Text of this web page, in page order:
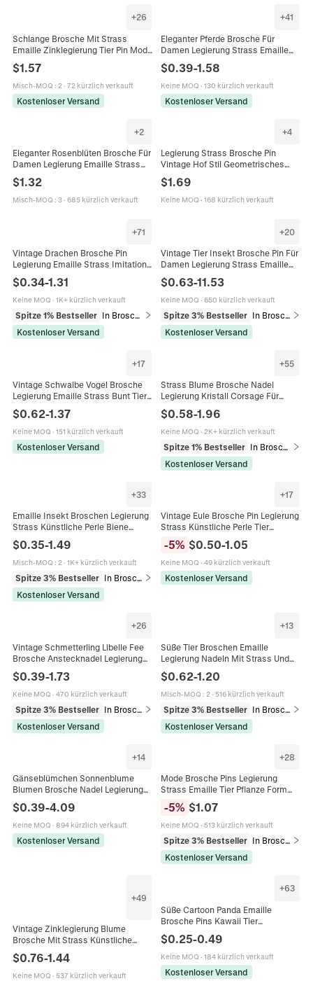
+26
Schlange Brosche Mit Strass
Emaille Zinklegierung Tier Pin Mode
$1.57
Misch-MOQ : 2· 72 kürzlich verkauft
Kostenloser Versand
+41
Eleganter Pferde Brosche Für
Damen Legierung Strass Emaille
Gold Silber Tier Brosche Schmuck
Geschenk
$0.39-1.58
Keine MOQ · 130 kürzlich verkauft
Kostenloser Versand
+2
Eleganter Rosenblüten Brosche Für
Damen Legierung Emaille Strass
Hochzeit Party Kleid Anstecknadel
Modeschmuck
$1.32
Misch-MOQ : 3· 685 kürzlich verkauft
+4
Legierung Strass Brosche Pin
Vintage Hof Stil Geometrisches
Muster Mit Künstlichen Edelsteinen
Elegante Dekorative Schmuck
$1.69
Keine MOQ · 168 kürzlich verkauft
+71
Vintage Drachen Brosche Pin
Legierung Emaille Strass Imitation
Künstliche Perle Tier Mythisch
Revers Schmuck Für Herren
Damen
$0.34-1.31
Keine MOQ · 1K+ kürzlich verkauft
Spitze 1% Bestseller
In Broschen
Kostenloser Versand
+20
Vintage Tier Insekt Brosche Pin Für
Damen Legierung Strass Emaille
Eule Schmetterling Biene Libelle
Pfau Schmuck Geschenk
$0.63-11.53
Keine MOQ · 650 kürzlich verkauft
Spitze 3% Bestseller
In Broschen
Kostenloser Versand
+17
Vintage Schwalbe Vogel Brosche
Legierung Emaille Strass Bunt Tier
Schmuck Damen Elegant
Anstecknadel Accessoires
$0.62-1.37
Keine MOQ · 151 kürzlich verkauft
Kostenloser Versand
+55
Strass Blume Brosche Nadel
Legierung Kristall Corsage Für
Damen Mode Schmuck Bekleidung
Zubehör Schal Dekoration
$0.58-1.96
Keine MOQ · 2K+ kürzlich verkauft
Spitze 1% Bestseller
In Broschen
Kostenloser Versand
+33
Emaille Insekt Broschen Legierung
Strass Künstliche Perle Biene
Marienkäfer Spinne Nadeln Vintage
Mode Schmuck Für Damen Herren
$0.35-1.49
Misch-MOQ : 2· 1K+ kürzlich verkauft
Spitze 3% Bestseller
In Broschen
Kostenloser Versand
+17
Vintage Eule Brosche Pin Legierung
Strass Künstliche Perle Tier
Brosche Pins Für Damen Mode
Schmuck Zubehör Geschenke
-5% $0.50-1.05
Keine MOQ · 49 kürzlich verkauft
Kostenloser Versand
+26
Vintage Schmetterling Libelle Fee
Brosche Anstecknadel Legierung
Perle Schmuck Für Damen
$0.39-1.73
Keine MOQ · 470 kürzlich verkauft
Spitze 3% Bestseller
Kostenloser Versand
+13
Süße Tier Broschen Emaille
Legierung Nadeln Mit Strass Und
Für Damen Mädchen
$0.62-1.20
Misch-MOQ : 2· 516 kürzlich verkauft
Spitze 3% Bestseller
Kostenloser Versand
+14
Gänseblümchen Sonnenblume
Blumen Brosche Nadel Legierung
Emaille Strass Kristall Mode
Schmuck Damen Bekleidung
Dekoration
$0.39-4.09
Keine MOQ · 894 kürzlich verkauft
Kostenloser Versand
+28
Mode Brosche Pins Legierung
Strass Emaille Tier Pflanze Form
Schmuck Für Damen Kleidung
Tasche Zubehör
-5% $1.07
Keine MOQ · 513 kürzlich verkauft
Spitze 3% Bestseller
In Broschen
Kostenloser Versand
+49
Vintage Zinklegierung Blume
Brosche Mit Strass Künstliche
Perle Elegant Kranz Schmuck
Geschenk Für Damen Hochzeit
Party
$0.76-1.44
Keine MOQ · 537 kürzlich verkauft
+63
Süße Cartoon Panda Emaille
Brosche Pins Kawaii Tier
Modeschmuck Zubehör Für
Taschen Kleidung
$0.25-0.49
Keine MOQ · 184 kürzlich verkauft
Kostenloser Versand